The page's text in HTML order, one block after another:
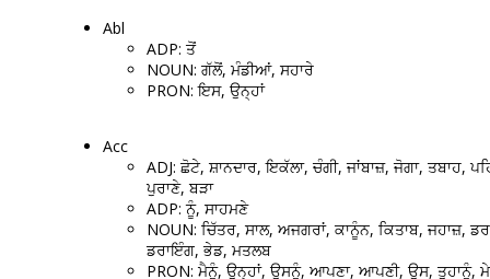
Abl
ADP: ਤੋਂ
NOUN: ਗੱਲੋਂ, ਮੰਡੀਆਂ, ਸਹਾਰੇ
PRON: ਇਸ, ਉਨ੍ਹਾਂ
Acc
ADJ: ਛੋਟੇ, ਸ਼ਾਨਦਾਰ, ਇਕੱਲਾ, ਚੰਗੀ, ਜਾਂਬਾਜ਼, ਜੋਗਾ, ਤਬਾਹ,
ਪੁਰਾਣੇ, ਬੜਾ
ADP: ਨੂੰ, ਸਾਹਮਣੇ
NOUN: ਚਿੱਤਰ, ਸਾਲ, ਅਜਗਰਾਂ, ਕਾਨੂੰਨ, ਕਿਤਾਬ, ਜਹਾਜ਼,
ਡਰਾਇੰਗ, ਭੇਡ, ਮਤਲਬ
PRON: ਮੈਨੂੰ, ਉਨ੍ਹਾਂ, ਉਸਨੂੰ, ਆਪਣਾ, ਆਪਣੀ, ਉਸ, ਤੁਹਾਨੂੰ,